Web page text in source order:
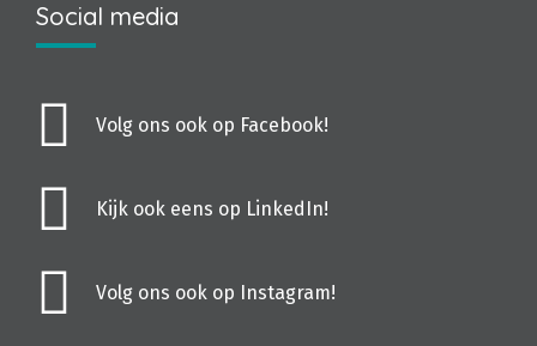
Social media
Volg ons ook op Facebook!
Kijk ook eens op LinkedIn!
Volg ons ook op Instagram!